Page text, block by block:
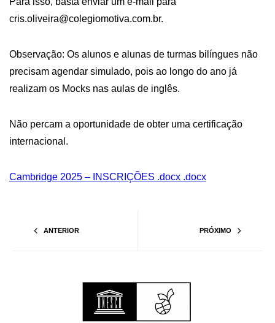
cris.oliveira@colegiomotiva.com.br.
Observação: Os alunos e alunas de turmas bilíngues não
precisam agendar simulado, pois ao longo do ano já
realizam os Mocks nas aulas de inglês.
Não percam a oportunidade de obter uma certificação
internacional.
Cambridge 2025 – INSCRIÇÕES .docx .docx
ANTERIOR PRÓXIMO